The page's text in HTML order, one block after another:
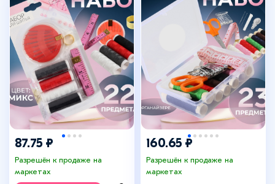
87.75 ₽
Разрешён к продаже на
маркетах
160.65 ₽
Разрешён к продаже на
маркетах